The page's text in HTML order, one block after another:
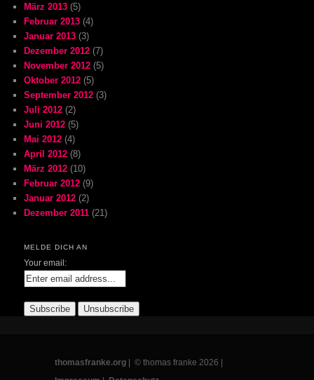
März 2013 (5)
Februar 2013 (4)
Januar 2013 (3)
Dezember 2012 (7)
November 2012 (5)
Oktober 2012 (5)
September 2012 (3)
Juli 2012 (2)
Juni 2012 (5)
Mai 2012 (4)
April 2012 (8)
März 2012 (10)
Februar 2012 (9)
Januar 2012 (2)
Dezember 2011 (21)
MELDE DICH AN
Your email:
thomasfranke.org | © thomas franke 2026 |